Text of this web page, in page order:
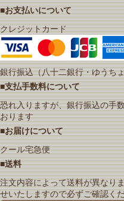
■お支払いについて
クレジットカード
銀行振込（八十二銀行・ゆうち
■支払手数料について
恐れ入りますが、銀行振込の手
おります
■お届けについて
クール宅急便
■送料
注文内容によって送料が異なり
せいたしますので必ずご確認く